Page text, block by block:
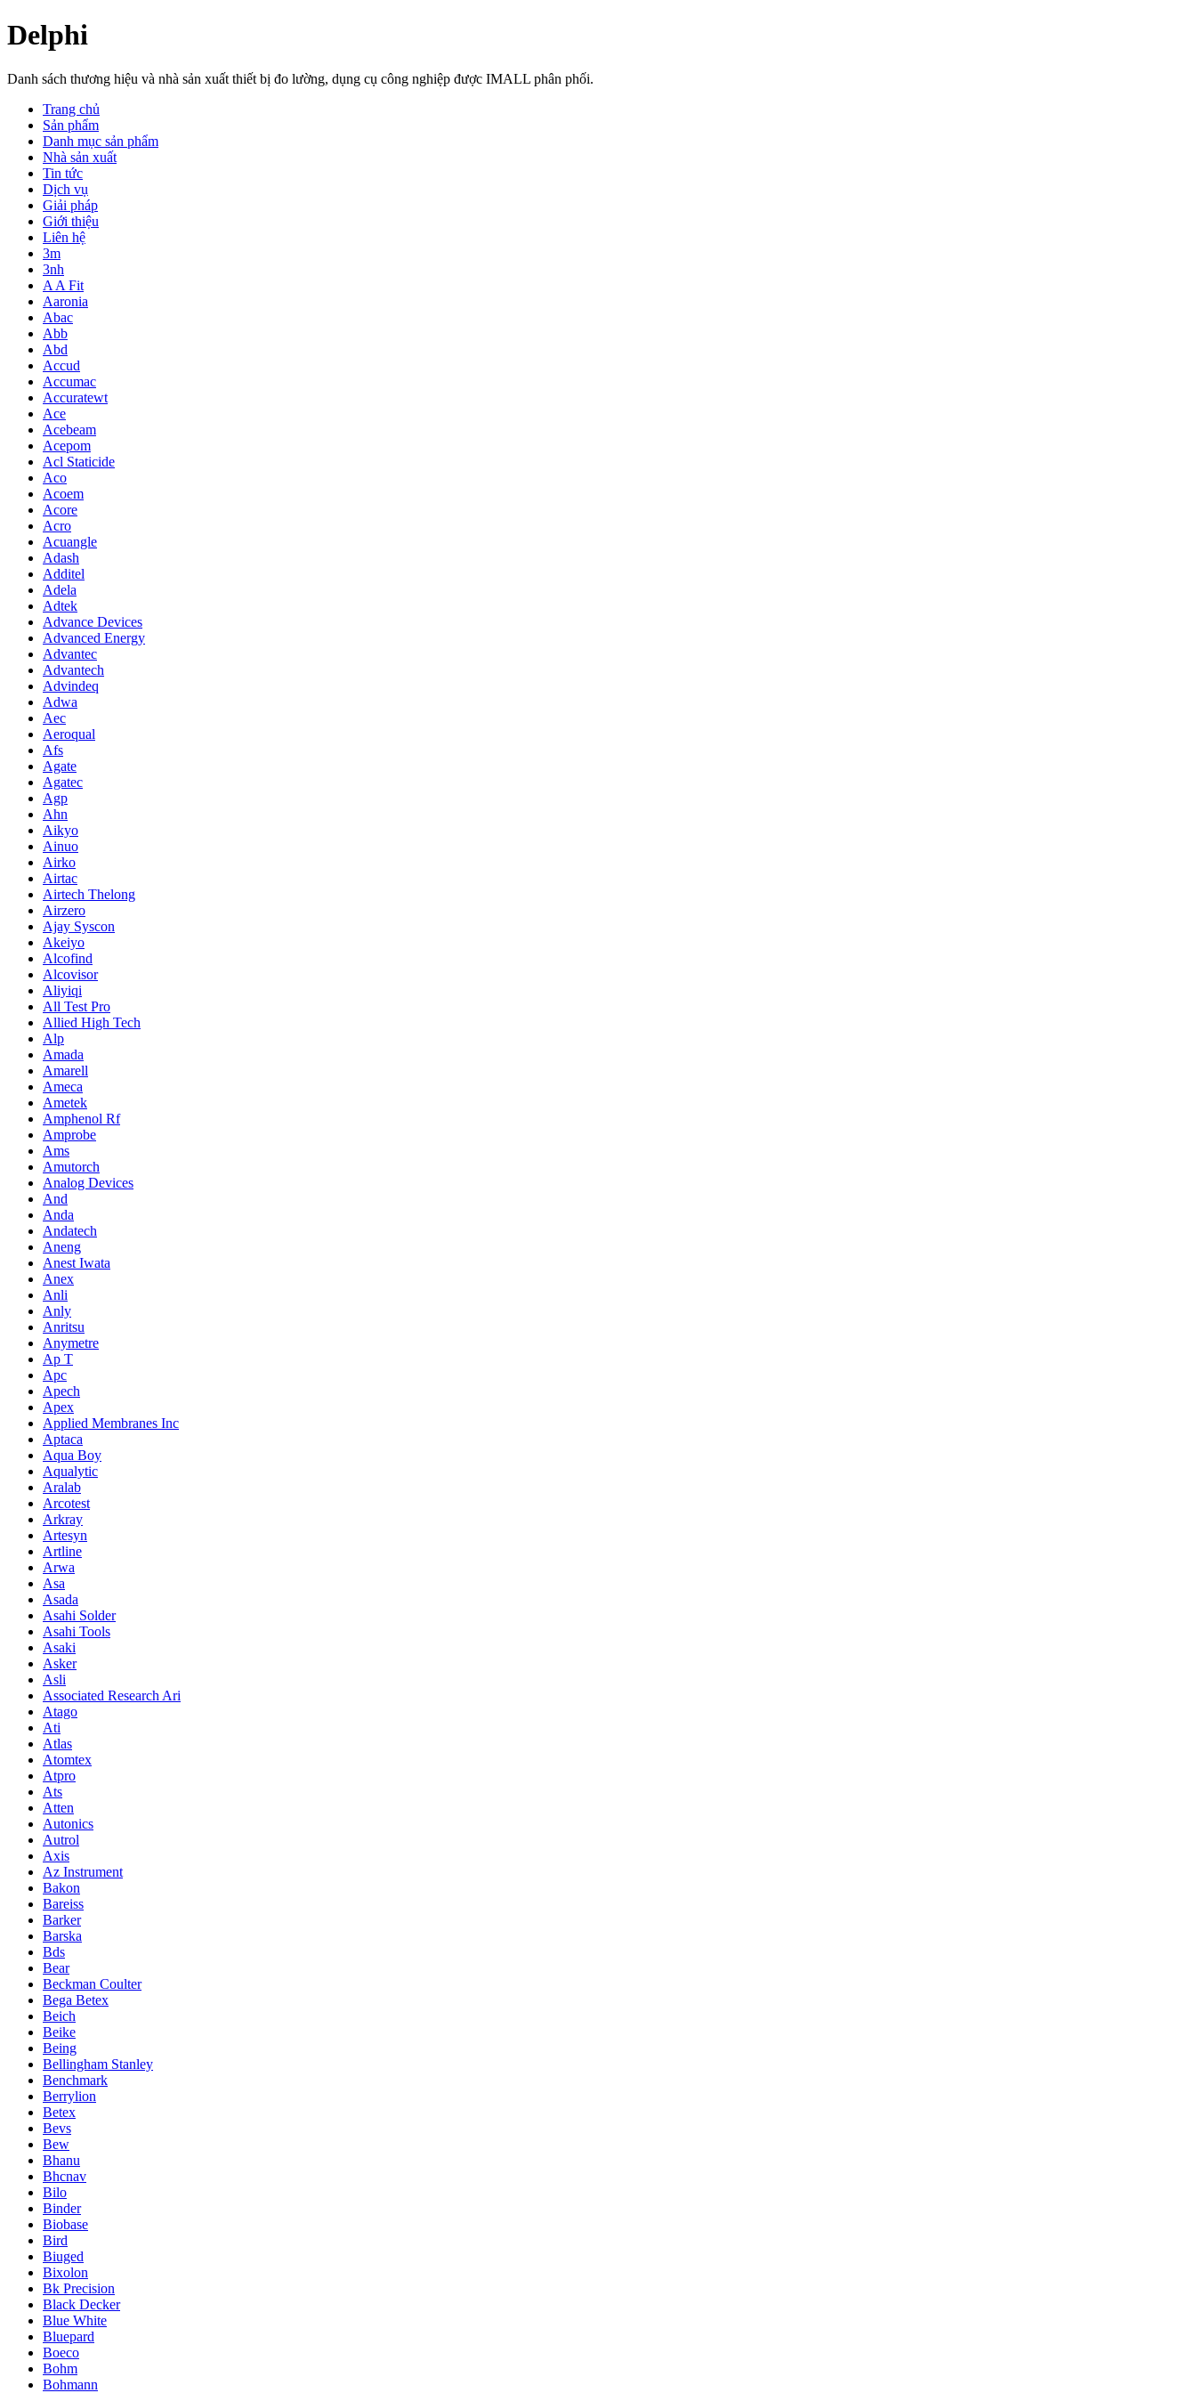
Delphi
Danh sách thương hiệu và nhà sản xuất thiết bị đo lường, dụng cụ công nghiệp được IMALL phân phối.
Trang chủ
Sản phẩm
Danh mục sản phẩm
Nhà sản xuất
Tin tức
Dịch vụ
Giải pháp
Giới thiệu
Liên hệ
3m
3nh
A A Fit
Aaronia
Abac
Abb
Abd
Accud
Accumac
Accuratewt
Ace
Acebeam
Acepom
Acl Staticide
Aco
Acoem
Acore
Acro
Acuangle
Adash
Additel
Adela
Adtek
Advance Devices
Advanced Energy
Advantec
Advantech
Advindeq
Adwa
Aec
Aeroqual
Afs
Agate
Agatec
Agp
Ahn
Aikyo
Ainuo
Airko
Airtac
Airtech Thelong
Airzero
Ajay Syscon
Akeiyo
Alcofind
Alcovisor
Aliyiqi
All Test Pro
Allied High Tech
Alp
Amada
Amarell
Ameca
Ametek
Amphenol Rf
Amprobe
Ams
Amutorch
Analog Devices
And
Anda
Andatech
Aneng
Anest Iwata
Anex
Anli
Anly
Anritsu
Anymetre
Ap T
Apc
Apech
Apex
Applied Membranes Inc
Aptaca
Aqua Boy
Aqualytic
Aralab
Arcotest
Arkray
Artesyn
Artline
Arwa
Asa
Asada
Asahi Solder
Asahi Tools
Asaki
Asker
Asli
Associated Research Ari
Atago
Ati
Atlas
Atomtex
Atpro
Ats
Atten
Autonics
Autrol
Axis
Az Instrument
Bakon
Bareiss
Barker
Barska
Bds
Bear
Beckman Coulter
Bega Betex
Beich
Beike
Being
Bellingham Stanley
Benchmark
Berrylion
Betex
Bevs
Bew
Bhanu
Bhcnav
Bilo
Binder
Biobase
Bird
Biuged
Bixolon
Bk Precision
Black Decker
Blue White
Bluepard
Boeco
Bohm
Bohmann